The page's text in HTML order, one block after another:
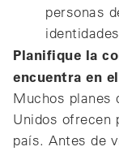
personas
Planifique la
encuentra en
Muchos planes
Unidos ofrecen
país. Antes de